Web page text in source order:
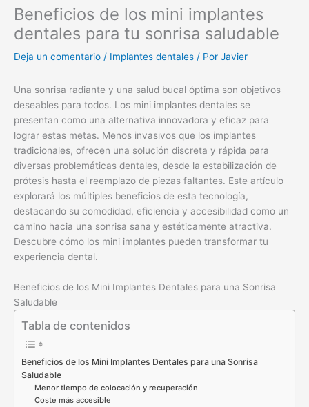
Beneficios de los mini implantes
dentales para tu sonrisa saludable
Deja un comentario / Implantes dentales / Por Javier
Una sonrisa radiante y una salud bucal óptima son objetivos
deseables para todos. Los mini implantes dentales se
presentan como una alternativa innovadora y eficaz para
lograr estas metas. Menos invasivos que los implantes
tradicionales, ofrecen una solución discreta y rápida para
diversas problemáticas dentales, desde la estabilización de
prótesis hasta el reemplazo de piezas faltantes. Este artículo
explorará los múltiples beneficios de esta tecnología,
destacando su comodidad, eficiencia y accesibilidad como un
camino hacia una sonrisa sana y estéticamente atractiva.
Descubre cómo los mini implantes pueden transformar tu
experiencia dental.
Beneficios de los Mini Implantes Dentales para una Sonrisa
Saludable
Tabla de contenidos
Beneficios de los Mini Implantes Dentales para una Sonrisa
Saludable
Menor tiempo de colocación y recuperación
Coste más accesible